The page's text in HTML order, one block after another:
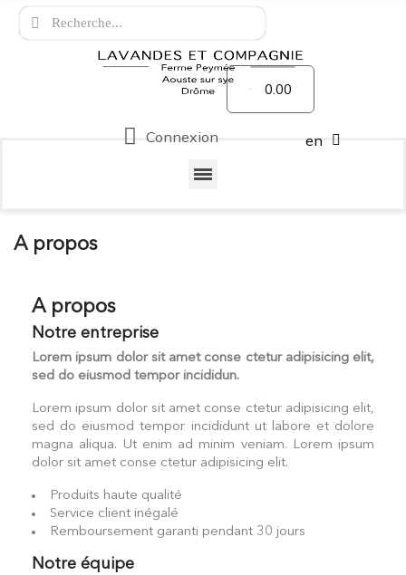
Connexion
0.00
en
A propos
A propos
Notre entreprise
Lorem ipsum dolor sit amet conse ctetur adipisicing elit,
sed do eiusmod tempor incididun.
Lorem ipsum dolor sit amet conse ctetur adipisicing elit,
sed do eiusmod tempor incididunt ut labore et dolore
magna aliqua. Ut enim ad minim veniam. Lorem ipsum
dolor sit amet conse ctetur adipisicing elit.
Produits haute qualité
Service client inégalé
Remboursement garanti pendant 30 jours
Notre équipe